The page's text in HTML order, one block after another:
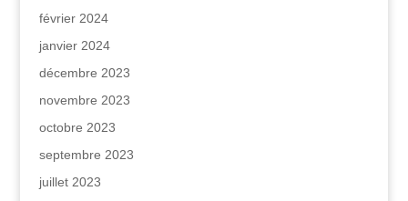
février 2024
janvier 2024
décembre 2023
novembre 2023
octobre 2023
septembre 2023
juillet 2023